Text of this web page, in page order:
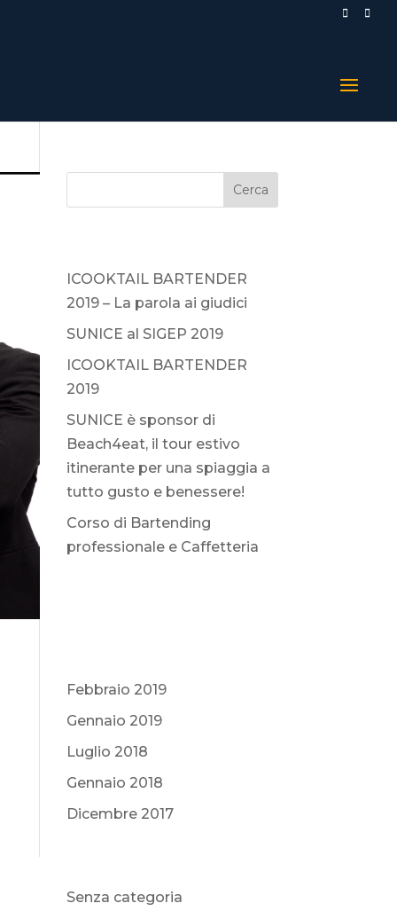
ICOOKTAIL BARTENDER
2019 – La parola ai giudici
SUNICE al SIGEP 2019
ICOOKTAIL BARTENDER
2019
SUNICE è sponsor di
Beach4eat, il tour estivo
itinerante per una spiaggia a
tutto gusto e benessere!
Corso di Bartending
professionale e Caffetteria
Febbraio 2019
Gennaio 2019
Luglio 2018
Gennaio 2018
Dicembre 2017
Senza categoria